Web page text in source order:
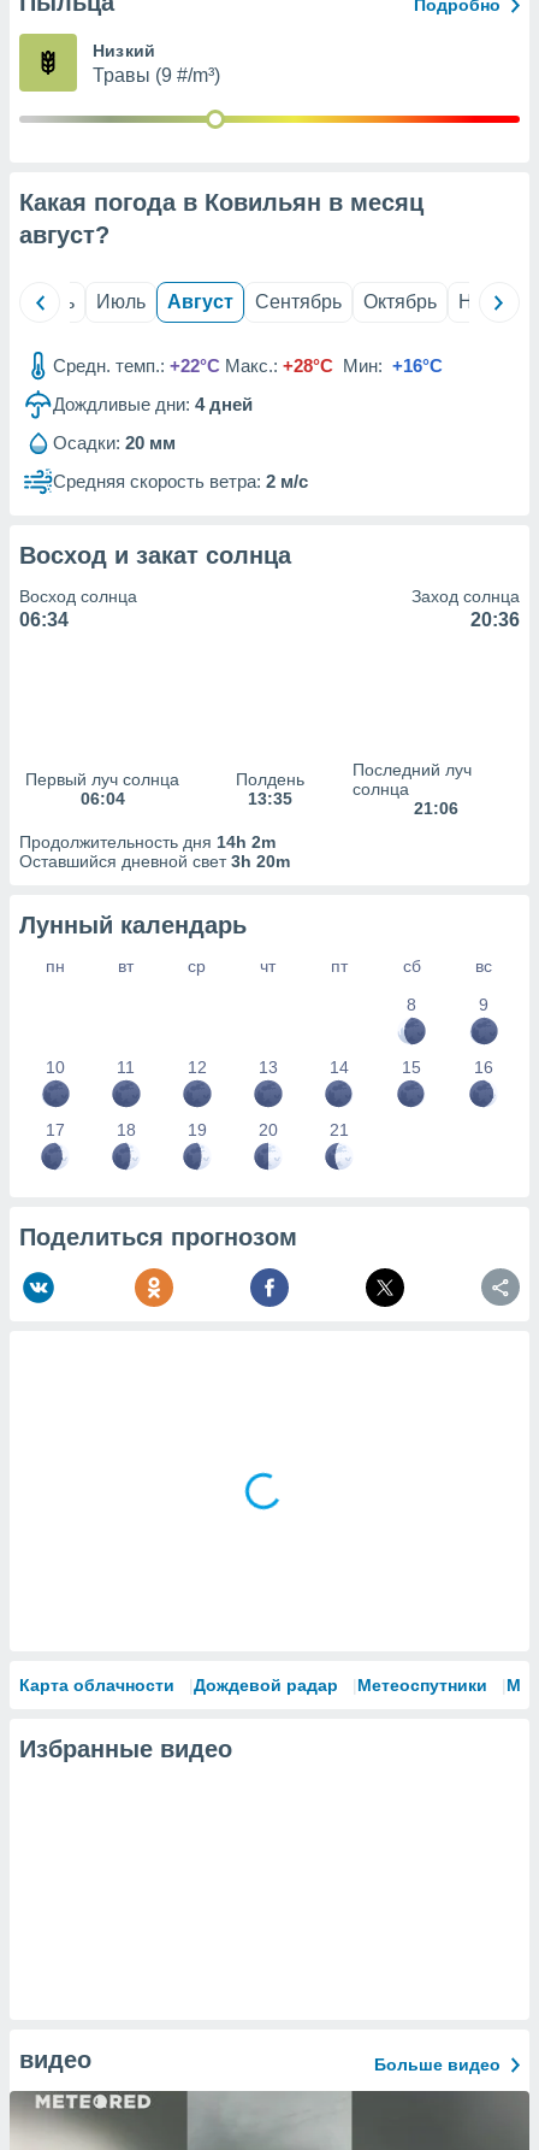
из
рекламы
сведения
Подробно
Низкий
Травы (9 #/m³)
Какая погода в Ковильян в месяц
август?
Июнь Июль Август Сентябрь Октябрь Ноябрь
Средн. темп.: +22°C Макс.: +28°C Мин: +16°C
Дождливые дни: 4дней
Осадки: 20 мм
Средняя скорость ветра: 2 м/с
Восход и закат солнца
Восход солнца
06:34
Заход солнца
20:36
Первый луч солнца
06:04
Полдень
13:35
Последний луч
солнца
21:06
Продолжительность дня 14h 2m
Оставшийся дневной свет3h 20m
Лунный календарь
пн вт ср чт пт сб
вс
8
9
10 11 12 13 14 15 16
17 18 19 20 21
Поделиться прогнозом
Карта облачности Дождевой радар Метеоспутники
Избранные видео
видео Больше видео